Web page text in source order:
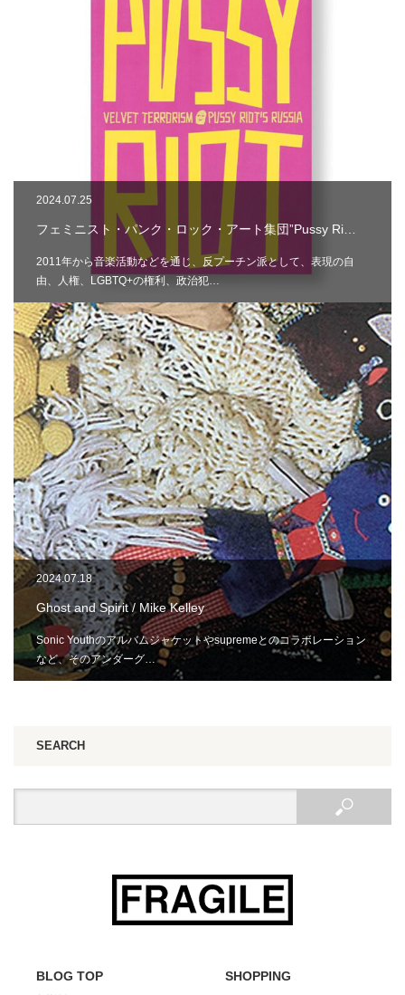
2024.07.25
フェミニスト・パンク・ロック・アート集団”Pussy Ri…
2011年から音楽活動などを通じ、反プーチン派として、表現の自
由、人権、LGBTQ+の権利、政治犯…
2024.07.18
Ghost and Spirit / Mike Kelley
Sonic Youthのアルバムジャケットやsupremeとのコラボレーション
など、そのアンダーグ…
SEARCH
BLOG TOP SHOPPING